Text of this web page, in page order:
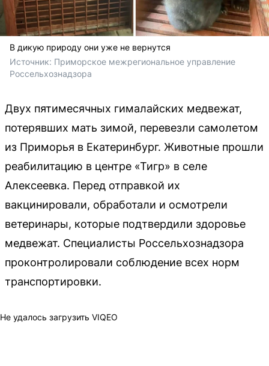
В дикую природу они уже не вернутся
Источник: Приморское межрегиональное управление
Россельхознадзора
Двух пятимесячных гималайских медвежат,
потерявших мать зимой, перевезли самолетом
из Приморья в Екатеринбург. Животные прошли
реабилитацию в центре «Тигр» в селе
Алексеевка. Перед отправкой их
вакцинировали, обработали и осмотрели
ветеринары, которые подтвердили здоровье
медвежат. Специалисты Россельхознадзора
проконтролировали соблюдение всех норм
транспортировки.
Не удалось загрузить VIQEO